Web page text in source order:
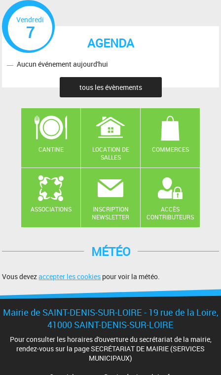
AGENDA
Vendredi
7
Aucun événement aujourd'hui
tous les évènements
CANTINE
LOCATION DE
SALLES
COMMERCES
ASSOCIATIONS
INSCRIPTION
NEWSLETTER
ACCÈS
CONTRIBUTEURS
MÉTÉO
Vous devezaccepter les cookies pour voir la météo.
Mairie de SAINT-DENIS-SUR-LOIRE - 19 rue de la Loire,
41000 SAINT-DENIS-SUR-LOIRE
Pour consulter les horaires d'ouverture du secrétariat de la mairie,
rendez-vous sur la page SECRÉTARIAT DE MAIRIE (SERVICES
MUNICIPAUX)